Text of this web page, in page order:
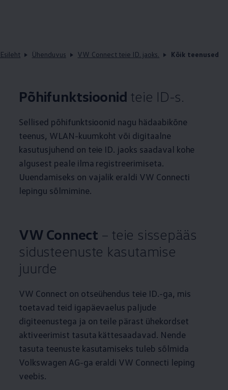
Esileht Ühenduvus VW Connect teie ID. jaoks. Kõik teenused
Põhifunktsioonid teie ID-s.
Sellised põhifunktsioonid nagu hädaabikõne
teenus, WLAN-kuumkoht või digitaalne
kasutusjuhend on teie ID. jaoks saadaval kohe
algusest peale ilma registreerimiseta.
Uuendamiseks on vajalik eraldi VW Connecti
lepingu sõlmimine.
VW Connect – teie sissepääs
sidusteenuste kasutamise
juurde
VW Connect on otseühendus teie ID.-ga, mis
toetavad teid igapäevaelus paljude
digiteenustega ja on teile pärast ühekordset
aktiveerimist tasuta kättesaadavad. Nende
tasuta teenuste kasutamiseks tuleb sõlmida
Volkswagen AG-ga eraldi VW Connecti leping
veebis.